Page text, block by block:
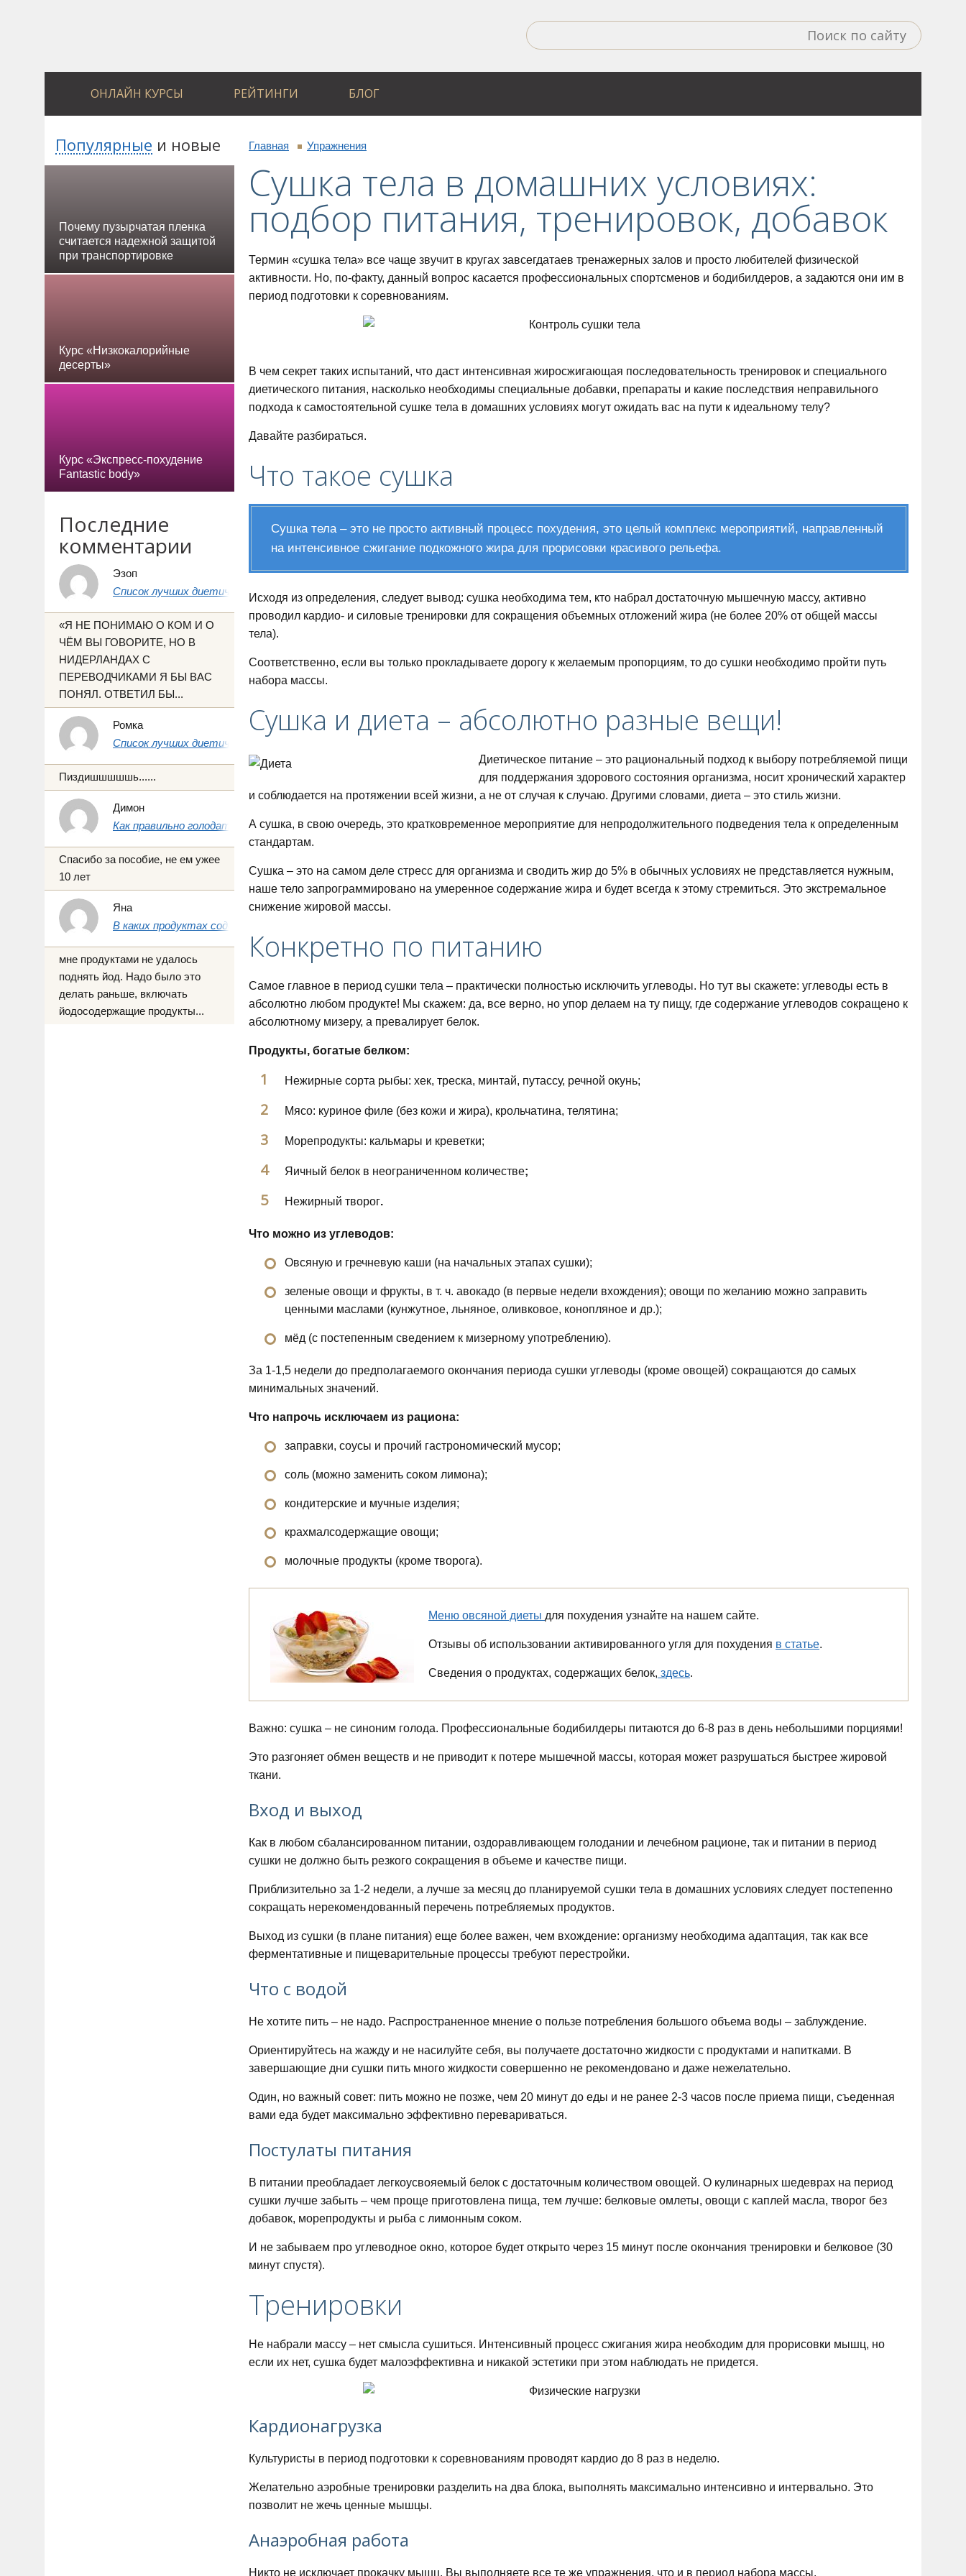
ОНЛАЙН КУРСЫ РЕЙТИНГИ БЛОГ
Главная Упражнения
Сушка тела в домашних условиях:
подбор питания, тренировок, добавок
Термин «сушка тела» все чаще звучит в кругах завсегдатаев тренажерных залов и просто любителей физической
активности. Но, по-факту, данный вопрос касается профессиональных спортсменов и бодибилдеров, а задаются они им в
период подготовки к соревнованиям.
В чем секрет таких испытаний, что даст интенсивная жиросжигающая последовательность тренировок и специального
диетического питания, насколько необходимы специальные добавки, препараты и какие последствия неправильного
подхода к самостоятельной сушке тела в домашних условиях могут ожидать вас на пути к идеальному телу?
Давайте разбираться.
Что такое сушка
Сушка тела – это не просто активный процесс похудения, это целый комплекс мероприятий, направленный
на интенсивное сжигание подкожного жира для прорисовки красивого рельефа.
Исходя из определения, следует вывод: сушка необходима тем, кто набрал достаточную мышечную массу, активно
проводил кардио- и силовые тренировки для сокращения объемных отложений жира (не более 20% от общей массы
тела).
Соответственно, если вы только прокладываете дорогу к желаемым пропорциям, то до сушки необходимо пройти путь
набора массы.
Сушка и диета – абсолютно разные вещи!
Диетическое питание – это рациональный подход к выбору потребляемой пищи
для поддержания здорового состояния организма, носит хронический характер
и соблюдается на протяжении всей жизни, а не от случая к случаю. Другими словами, диета – это стиль жизни.
А сушка, в свою очередь, это кратковременное мероприятие для непродолжительного подведения тела к определенным
стандартам.
Сушка – это на самом деле стресс для организма и сводить жир до 5% в обычных условиях не представляется нужным,
наше тело запрограммировано на умеренное содержание жира и будет всегда к этому стремиться. Это экстремальное
снижение жировой массы.
Конкретно по питанию
Самое главное в период сушки тела – практически полностью исключить углеводы. Но тут вы скажете: углеводы есть в
абсолютно любом продукте! Мы скажем: да, все верно, но упор делаем на ту пищу, где содержание углеводов сокращено к
абсолютному мизеру, а превалирует белок.
Продукты, богатые белком:
Нежирные сорта рыбы: хек, треска, минтай, путассу, речной окунь;
Мясо: куриное филе (без кожи и жира), крольчатина, телятина;
Морепродукты: кальмары и креветки;
Яичный белок в неограниченном количестве;
Нежирный творог.
Что можно из углеводов:
Овсяную и гречневую каши (на начальных этапах сушки);
зеленые овощи и фрукты, в т. ч. авокадо (в первые недели вхождения); овощи по желанию можно заправить
ценными маслами (кунжутное, льняное, оливковое, конопляное и др.);
мёд (с постепенным сведением к мизерному употреблению).
За 1-1,5 недели до предполагаемого окончания периода сушки углеводы (кроме овощей) сокращаются до самых
минимальных значений.
Что напрочь исключаем из рациона:
заправки, соусы и прочий гастрономический мусор;
соль (можно заменить соком лимона);
кондитерские и мучные изделия;
крахмалсодержащие овощи;
молочные продукты (кроме творога).
Меню овсяной диеты для похудения узнайте на нашем сайте.
Отзывы об использовании активированного угля для похудения в статье.
Сведения о продуктах, содержащих белок, здесь.
Важно: сушка – не синоним голода. Профессиональные бодибилдеры питаются до 6-8 раз в день небольшими порциями!
Это разгоняет обмен веществ и не приводит к потере мышечной массы, которая может разрушаться быстрее жировой
ткани.
Вход и выход
Как в любом сбалансированном питании, оздоравливающем голодании и лечебном рационе, так и питании в период
сушки не должно быть резкого сокращения в объеме и качестве пищи.
Приблизительно за 1-2 недели, а лучше за месяц до планируемой сушки тела в домашних условиях следует постепенно
сокращать нерекомендованный перечень потребляемых продуктов.
Выход из сушки (в плане питания) еще более важен, чем вхождение: организму необходима адаптация, так как все
ферментативные и пищеварительные процессы требуют перестройки.
Что с водой
Не хотите пить – не надо. Распространенное мнение о пользе потребления большого объема воды – заблуждение.
Ориентируйтесь на жажду и не насилуйте себя, вы получаете достаточно жидкости с продуктами и напитками. В
завершающие дни сушки пить много жидкости совершенно не рекомендовано и даже нежелательно.
Один, но важный совет: пить можно не позже, чем 20 минут до еды и не ранее 2-3 часов после приема пищи, съеденная
вами еда будет максимально эффективно перевариваться.
Постулаты питания
В питании преобладает легкоусвояемый белок с достаточным количеством овощей. О кулинарных шедеврах на период
сушки лучше забыть – чем проще приготовлена пища, тем лучше: белковые омлеты, овощи с каплей масла, творог без
добавок, морепродукты и рыба с лимонным соком.
И не забываем про углеводное окно, которое будет открыто через 15 минут после окончания тренировки и белковое (30
минут спустя).
Тренировки
Не набрали массу – нет смысла сушиться. Интенсивный процесс сжигания жира необходим для прорисовки мышц, но
если их нет, сушка будет малоэффективна и никакой эстетики при этом наблюдать не придется.
Кардионагрузка
Культуристы в период подготовки к соревнованиям проводят кардио до 8 раз в неделю.
Желательно аэробные тренировки разделить на два блока, выполнять максимально интенсивно и интервально. Это
позволит не жечь ценные мышцы.
Анаэробная работа
Никто не исключает прокачку мышц. Вы выполняете все те же упражнения, что и в период набора массы.
Популярные и новые
Почему пузырчатая пленка
считается надежной защитой
при транспортировке
Курс «Низкокалорийные
десерты»
Курс «Экспресс-похудение
Fantastic body»
Последние
комментарии
Эзоп
Список лучших диетических продуктов питания для похудения
«Я НЕ ПОНИМАЮ О КОМ И О
ЧЁМ ВЫ ГОВОРИТЕ, НО В
НИДЕРЛАНДАХ С
ПЕРЕВОДЧИКАМИ Я БЫ ВАС
ПОНЯЛ. ОТВЕТИЛ БЫ...
Ромка
Список лучших диетических продуктов питания для похудения
Пиздишшшшшь......
Димон
Как правильно голодать на воде 1, 3 и 7 дней
Спасибо за пособие, не ем ужее
10 лет
Яна
В каких продуктах содержится йод: полный список и таблица
мне продуктами не удалось
поднять йод. Надо было это
делать раньше, включать
йодосодержащие продукты...